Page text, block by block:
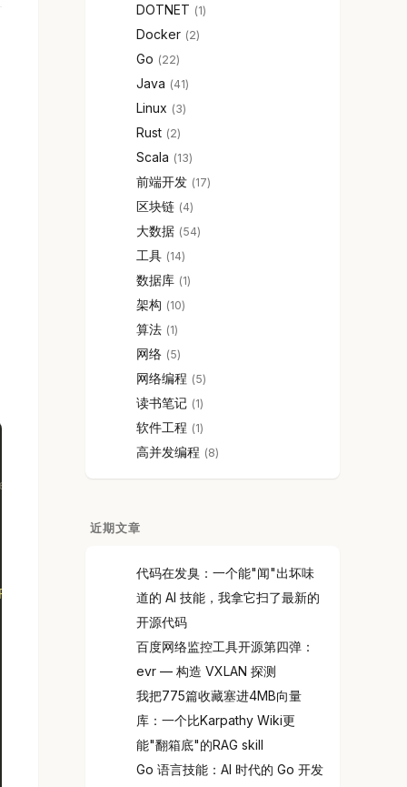
persons order by id")
DOTNET 1
Docker 2
Go 22
Java 41
Linux 3
Rust 2
Scala 13
前端开发 17
区块链 4
大数据 54
工具 14
数据库 1
架构 10
算法 1
网络 5
网络编程 5
读书笔记 1
软件工程 1
高并发编程 8
近期文章
代码在发臭：一个能"闻"出坏味
道的 AI 技能，我拿它扫了最新的
开源代码
百度网络监控工具开源第四弹：
evr — 构造 VXLAN 探测
我把775篇收藏塞进4MB向量
库：一个比Karpathy Wiki更
能"翻箱底"的RAG skill
Go 语言技能：AI 时代的 Go 开发